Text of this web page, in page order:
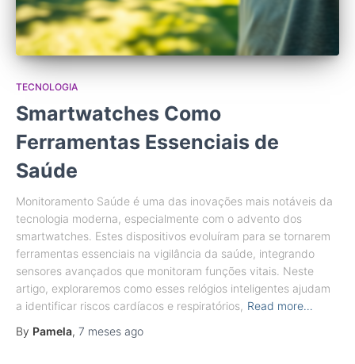
TECNOLOGIA
Smartwatches Como
Ferramentas Essenciais de
Saúde
Monitoramento Saúde é uma das inovações mais notáveis da
tecnologia moderna, especialmente com o advento dos
smartwatches. Estes dispositivos evoluíram para se tornarem
ferramentas essenciais na vigilância da saúde, integrando
sensores avançados que monitoram funções vitais. Neste
artigo, exploraremos como esses relógios inteligentes ajudam
a identificar riscos cardíacos e respiratórios, Read more…
By Pamela, 7 meses ago